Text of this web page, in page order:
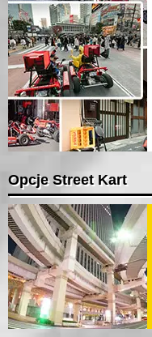
Opcje Street Kart